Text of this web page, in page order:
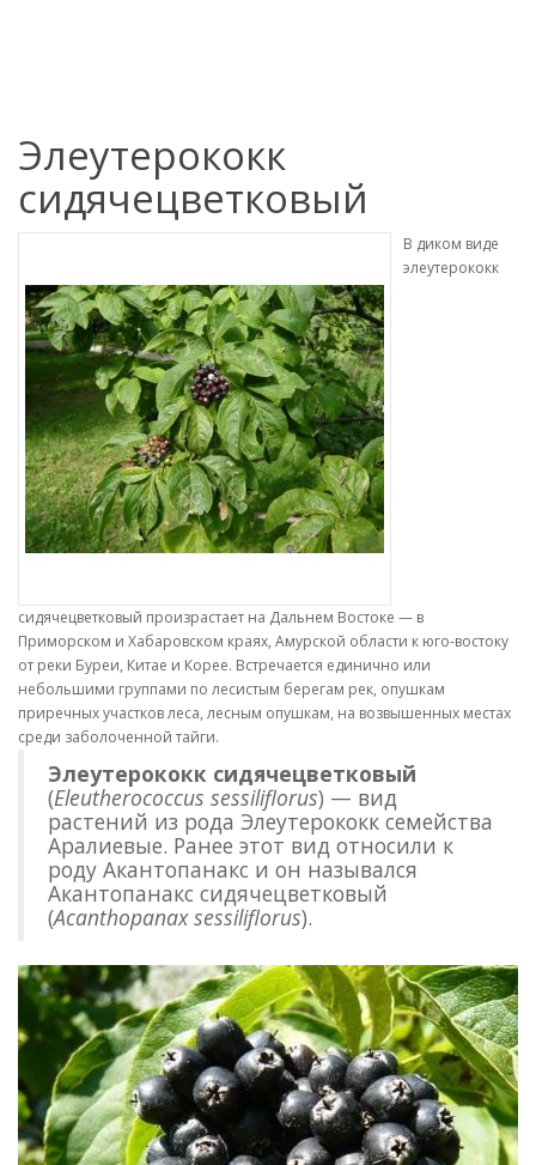
Элеутерококк
сидячецветковый
В диком виде
элеутерококк
сидячецветковый произрастает на Дальнем Востоке — в
Приморском и Хабаровском краях, Амурской области к юго-востоку
от реки Буреи, Китае и Корее. Встречается единично или
небольшими группами по лесистым берегам рек, опушкам
приречных участков леса, лесным опушкам, на возвышенных местах
среди заболоченной тайги.
Элеутерококк сидячецветковый
(Eleutherococcus sessiliflorus) — вид
растений из рода Элеутерококк семейства
Аралиевые. Ранее этот вид относили к
роду Акантопанакс и он назывался
Акантопанакс сидячецветковый
(Acanthopanax sessiliflorus).